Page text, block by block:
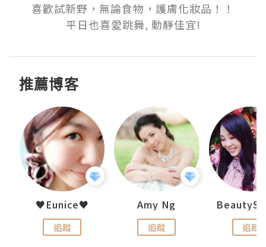
喜歡試新野，無論食物，護膚化妝品！！
平日也喜愛跳舞, 動靜佳宜!
推薦博客
♥Eunice♥
追蹤
Amy Ng
追蹤 追蹤